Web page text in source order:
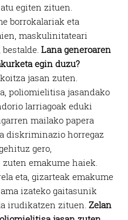
egiten zituen.
borrokalariak eta
maskulinitateari
bestalde.Lana generoaren
egin duzu?
jasan zuten.
poliomielitisa jasandako
larriagoak eduki
mailako papera
diskriminazio horregaz
gero,
emakume haiek.
eta, gizarteak emakume
izateko gaitasunik
irudikatzen zituen.Zelan